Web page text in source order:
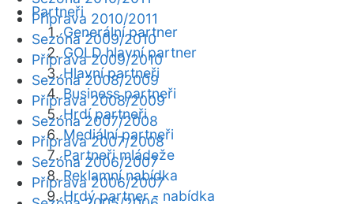
Partneři
Generální partner
GOLD hlavní partner
Hlavní partneři
Business partneři
Hrdí partneři
Mediální partneři
Partneři mládeže
Reklamní nabídka
Hrdý partner - nabídka
Příprava 2010/2011
Sezóna 2009/2010
Příprava 2009/2010
Sezóna 2008/2009
Příprava 2008/2009
Sezóna 2007/2008
Příprava 2007/2008
Sezóna 2006/2007
Příprava 2006/2007